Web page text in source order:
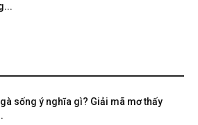
sống ý nghĩa gì? Giải mã mơ thấy